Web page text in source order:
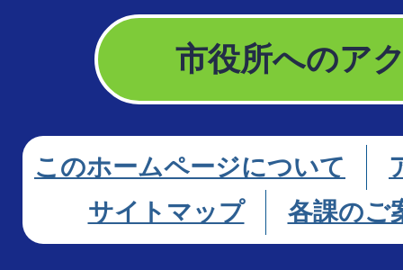
市役所へのア
このホームページについて
サイトマップ
各課のご